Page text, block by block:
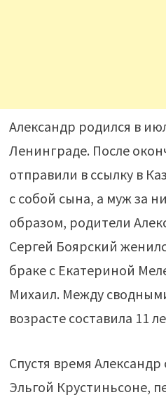
Александр родился в
Ленинграде. После
отправили в ссылку в
с собой сына, а муж за
образом, родители
Сергей Боярский
браке с Екатериной
Михаил. Между
возрасте составила 11
Спустя время
Эльгой Крустиньсоне,